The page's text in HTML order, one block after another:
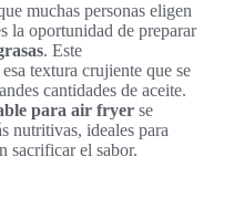
muchas personas eligen
la oportunidad de preparar
. Este
textura crujiente que se
cantidades de aceite.
para air fryer se
nutritivas, ideales para
sacrificar el sabor.